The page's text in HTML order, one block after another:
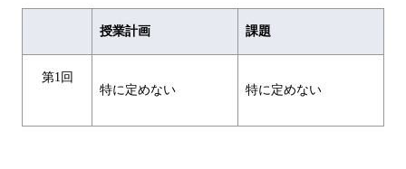
授業計画 課題
第1回
特に定めない
特に定めない